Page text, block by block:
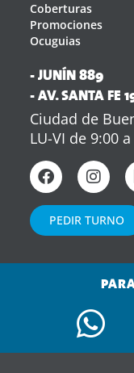
Coberturas
Promociones
Ocuguias
- JUNÍN 889
- AV. SANTA FE
Ciudad de
LU-VI de 9:00
PEDIR TURNO